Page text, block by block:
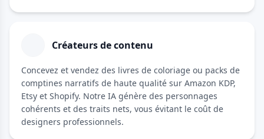
Créateurs de contenu
Concevez et vendez des livres de coloriage ou packs de
comptines narratifs de haute qualité sur Amazon KDP,
Etsy et Shopify. Notre IA génère des personnages
cohérents et des traits nets, vous évitant le coût de
designers professionnels.